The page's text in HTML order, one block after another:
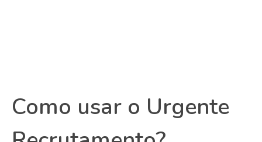
Como usar o Urgente